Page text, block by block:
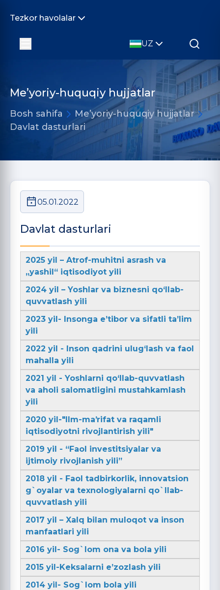
Tezkor havolalar
UZ
Me’yoriy-huquqiy hujjatlar
Bosh sahifa
Me’yoriy-huquqiy hujjatlar
Davlat dasturlari
05.01.2022
Davlat dasturlari
2025 yil – Atrof-muhitni asrash va
„yashil“ iqtisodiyot yili
2024 yil – Yoshlar va biznesni qo‘llab-
quvvatlash yili
2023 yil- Insonga e’tibor va sifatli ta’lim
yili
2022 yil - Inson qadrini ulug‘lash va faol
mahalla yili
2021 yil - Yoshlarni qo‘llab-quvvatlash
va aholi salomatligini mustahkamlash
yili
2020 yil-"Ilm-maʼrifat va raqamli
iqtisodiyotni rivojlantirish yili"
2019 yil - “Faol investitsiyalar va
ijtimoiy rivojlanish yili”
2018 yil - Faol tadbirkorlik, innovatsion
g`oyalar va texnologiyalarni qo`llab-
quvvatlash yili
2017 yil – Xalq bilan muloqot va inson
manfaatlari yili
2016 yil- Sog`lom ona va bola yili
2015 yil-Keksalarni e’zozlash yili
2014 yil- Sog`lom bola yili